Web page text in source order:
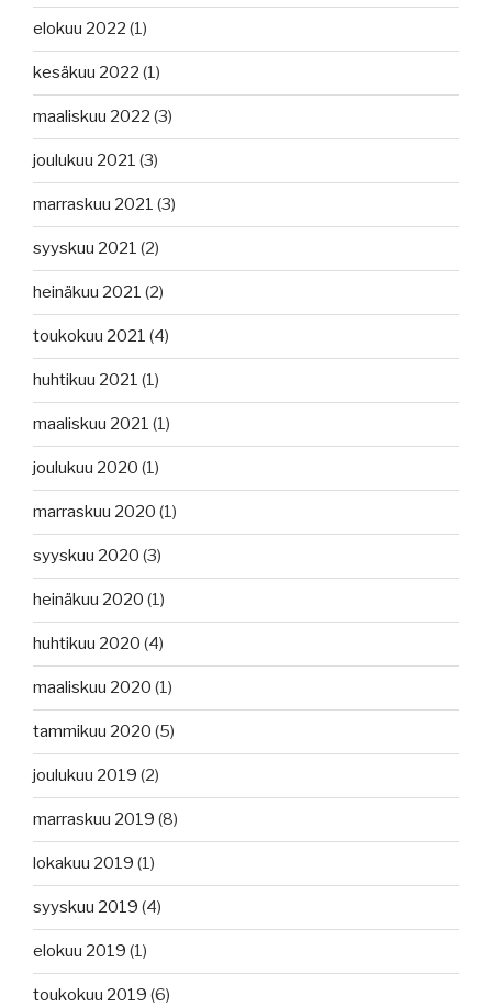
elokuu 2022 (1)
kesäkuu 2022 (1)
maaliskuu 2022 (3)
joulukuu 2021 (3)
marraskuu 2021 (3)
syyskuu 2021 (2)
heinäkuu 2021 (2)
toukokuu 2021 (4)
huhtikuu 2021 (1)
maaliskuu 2021 (1)
joulukuu 2020 (1)
marraskuu 2020 (1)
syyskuu 2020 (3)
heinäkuu 2020 (1)
huhtikuu 2020 (4)
maaliskuu 2020 (1)
tammikuu 2020 (5)
joulukuu 2019 (2)
marraskuu 2019 (8)
lokakuu 2019 (1)
syyskuu 2019 (4)
elokuu 2019 (1)
toukokuu 2019 (6)